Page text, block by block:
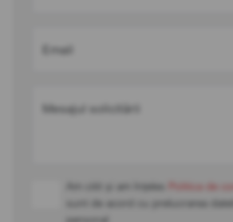
Email
Mesajul solicitării
Am citit și am înțeles Politica de
sunt de acord cu prelucrarea